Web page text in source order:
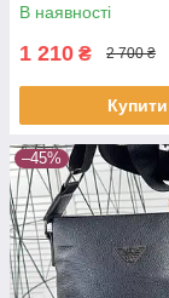
В наявності
1 210 ₴ 2 700 ₴
Купити
–45%